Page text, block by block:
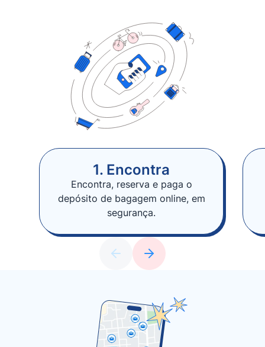
1. Encontra
Encontra, reserva e paga o
depósito de bagagem online, em
segurança.